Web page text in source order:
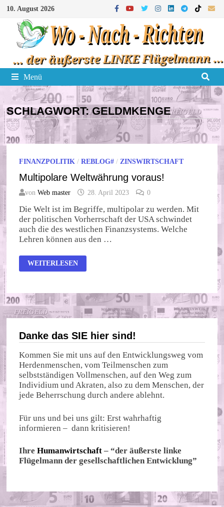
Zum
Inhalt
springen
10. August 2026
Menü
SCHLAGWORT:GELDMKENGE
FINANZPOLITIK /REBLOG# /ZINSWIRTSCHAFT
Multipolare Weltwährung voraus!
vonWeb master 28. April 2023 0
Die Welt ist im Begriffe, multipolar zu werden. Mit
der politischen Vorherrschaft der USA schwindet
auch die des westlichen Finanzsystems. Welche
Lehren können aus den …
MULTIPOLARE
WELTWÄHRUNG
WEITERLESEN
Danke das SIE hier sind!
Kommen Sie mit uns auf den Entwicklungsweg vom
Herdenmenschen, vom Teilmenschen zum
selbstständigen Vollmenschen, auf den Weg zum
Individium und Akraten, also zu dem Menschen, der
jede Beherrschung durch andere ablehnt.
Für uns und bei uns gilt: Erst wahrhaftig
informieren – dann kritisieren!
IhreHumanwirtschaft – “der äußerste linke
Flügelmann der gesellschaftlichen Entwicklung”